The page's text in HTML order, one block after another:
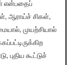
என்பதைப்
ஆராய்ச் சிகள்,
முயற்சியால்
கூட்டுச்